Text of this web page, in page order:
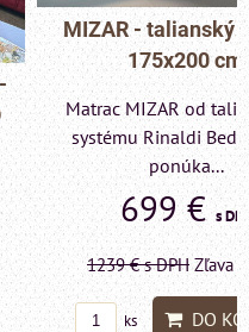
Pohovka LONDON
- VÝPREDAJ
KUSU
Pre milovníkov
elegancie kreslo a
LONDON
599 €s